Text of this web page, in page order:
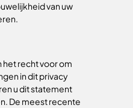
van uw
het recht voor om
in dit privacy
u dit statement
De meest recente